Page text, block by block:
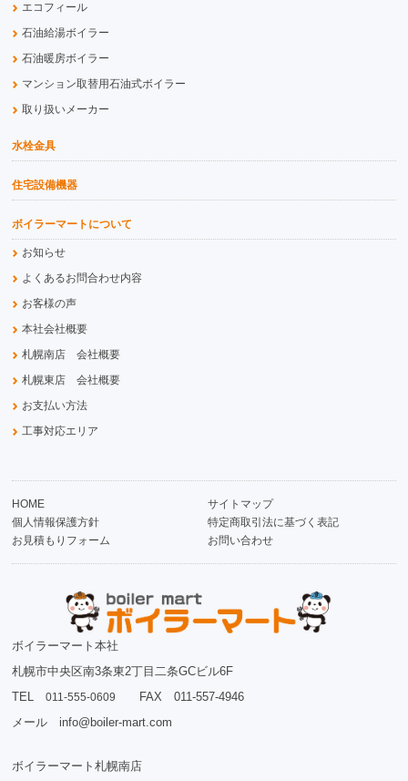
エコフィール
石油給湯ボイラー
石油暖房ボイラー
マンション取替用石油式ボイラー
取り扱いメーカー
水栓金具
住宅設備機器
ボイラーマートについて
お知らせ
よくあるお問合わせ内容
お客様の声
本社会社概要
札幌南店 会社概要
札幌東店 会社概要
お支払い方法
工事対応エリア
HOME
サイトマップ
個人情報保護方針
特定商取引法に基づく表記
お見積もりフォーム
お問い合わせ
ボイラーマート本社
札幌市中央区南3条東2丁目二条GCビル6F
TEL011-555-0609
FAX 011-557-4946
メール info@boiler-mart.com
ボイラーマート札幌南店